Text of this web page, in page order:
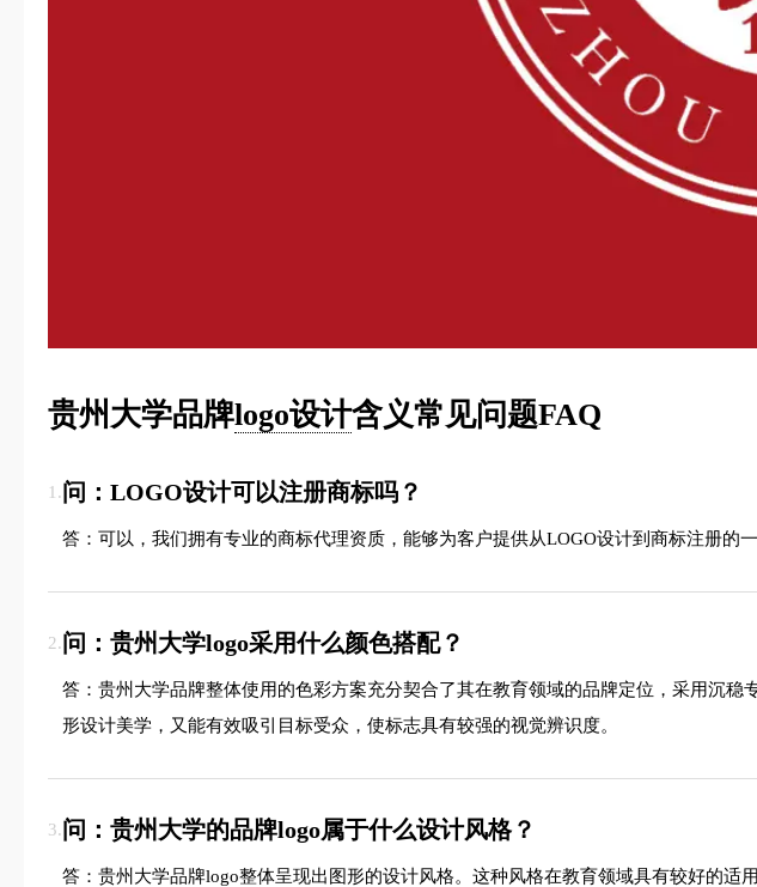
贵州大学品牌logo设计含义常见问题FAQ
1.问：LOGO设计可以注册商标吗？
答：可以，我们拥有专业的商标代理资质，能够为客户提供从LOGO设计到商标注册的
2.问：贵州大学logo采用什么颜色搭配？
答：贵州大学品牌整体使用的色彩方案充分契合了其在教育领域的品牌定位，采用沉
形设计美学，又能有效吸引目标受众，使标志具有较强的视觉辨识度。
3.问：贵州大学的品牌logo属于什么设计风格？
答：贵州大学品牌logo整体呈现出图形的设计风格。这种风格在教育领域具有较好的